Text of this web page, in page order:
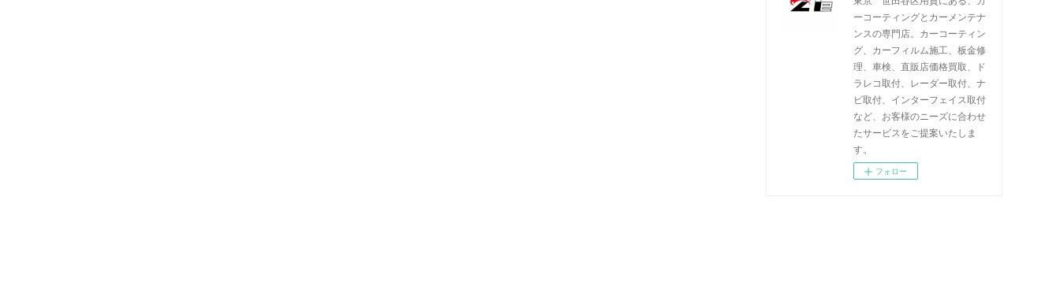
ーコーティングとカーメンテナ
ンスの専門店。カーコーティン
グ、カーフィルム施工、板金修
理、車検、直販店価格買取、ド
ラレコ取付、レーダー取付、ナ
ビ取付、インターフェイス取付
など、お客様のニーズに合わせ
たサービスをご提案いたしま
す。
フォロー